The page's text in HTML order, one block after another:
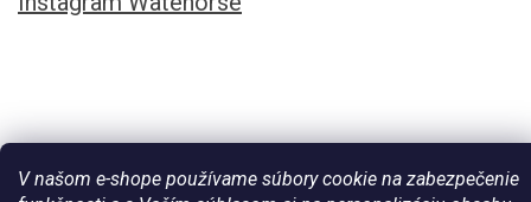
V našom e-shope používame súbory cookie na zabezpečenie